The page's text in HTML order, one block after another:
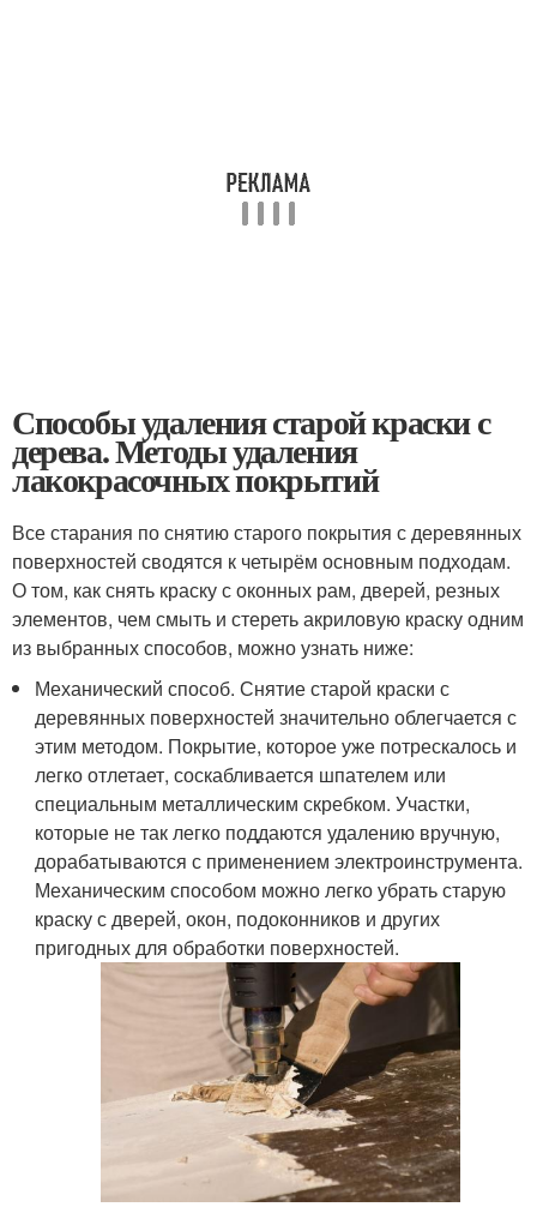
Способы удаления старой краски с
дерева. Методы удаления
лакокрасочных покрытий
Все старания по снятию старого покрытия с деревянных
поверхностей сводятся к четырём основным подходам.
О том, как снять краску с оконных рам, дверей, резных
элементов, чем смыть и стереть акриловую краску одним
из выбранных способов, можно узнать ниже:
Механический способ. Снятие старой краски с
деревянных поверхностей значительно облегчается с
этим методом. Покрытие, которое уже потрескалось и
легко отлетает, соскабливается шпателем или
специальным металлическим скребком. Участки,
которые не так легко поддаются удалению вручную,
дорабатываются с применением электроинструмента.
Механическим способом можно легко убрать старую
краску с дверей, окон, подоконников и других
пригодных для обработки поверхностей.